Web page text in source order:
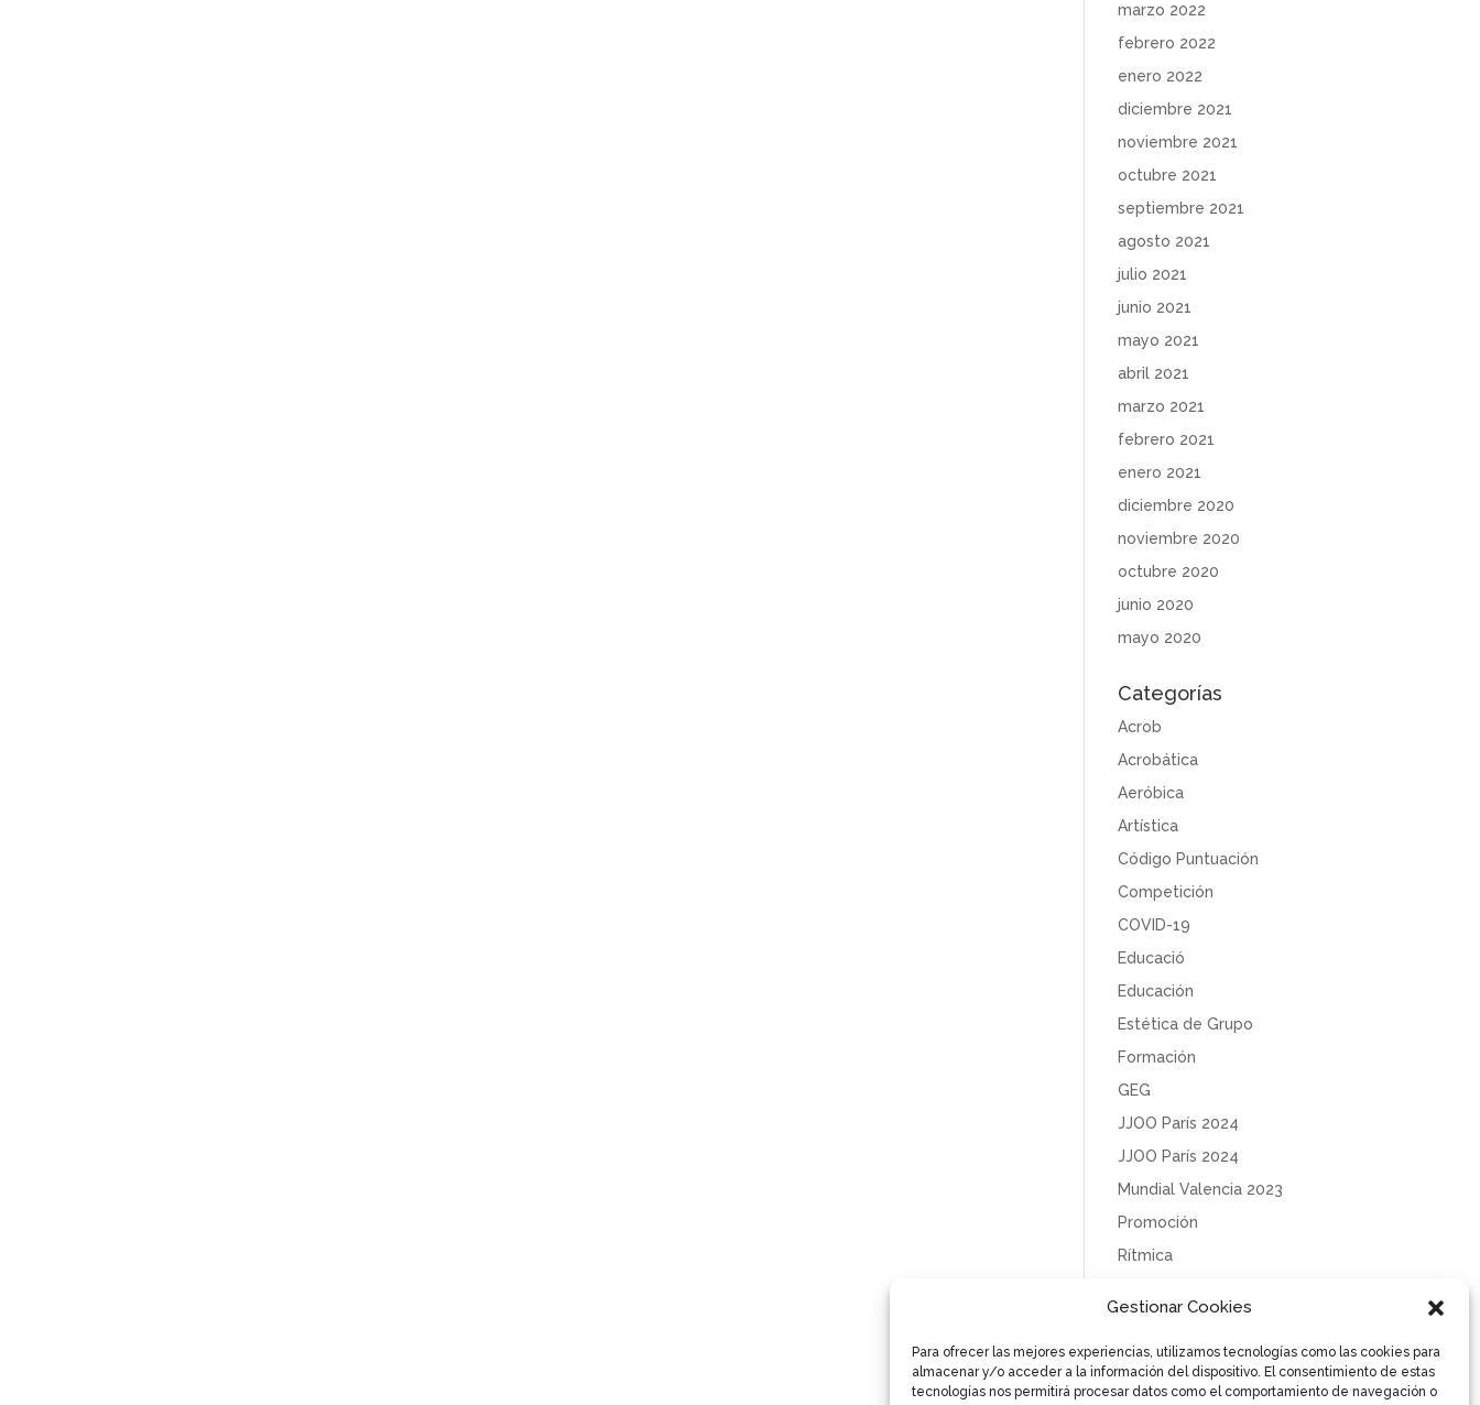
Gestionar Cookies
Para ofrecer las mejores experiencias, utilizamos tecnologías como las cookies para
almacenar y/o acceder a la información del dispositivo. El consentimiento de estas
tecnologías nos permitirá procesar datos como el comportamiento de navegación o
marzo 2022
febrero 2022
enero 2022
diciembre 2021
noviembre 2021
octubre 2021
septiembre 2021
agosto 2021
julio 2021
junio 2021
mayo 2021
abril 2021
marzo 2021
febrero 2021
enero 2021
diciembre 2020
noviembre 2020
octubre 2020
junio 2020
mayo 2020
Categorías
Acrob
Acrobática
Aeróbica
Artística
Código Puntuación
Competición
COVID-19
Educació
Educación
Estética de Grupo
Formación
GEG
JJOO París 2024
JJOO París 2024
Mundial Valencia 2023
Promoción
Rítmica
Tecnificación
Uncategorized